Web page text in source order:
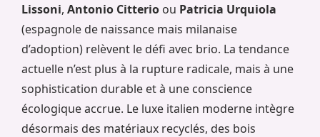
Lissoni, Antonio Citterio ou Patricia Urquiola
(espagnole de naissance mais milanaise
d’adoption) relèvent le défi avec brio. La tendance
actuelle n’est plus à la rupture radicale, mais à une
sophistication durable et à une conscience
écologique accrue. Le luxe italien moderne intègre
désormais des matériaux recyclés, des bois